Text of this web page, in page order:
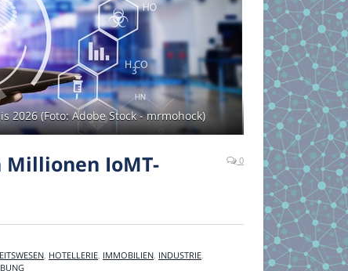
2026 (Foto: Adobe Stock - mrmohock)
Millionen IoMT-
0
, HOTELLERIE, IMMOBILIEN, INDUSTRIE,